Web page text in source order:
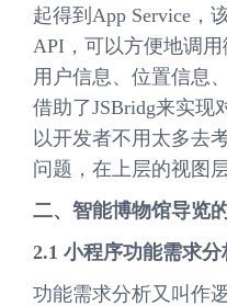
起得到App Service，
API，可以方便地调
用户信息、位置信息
借助了JSBridg来实现
以开发者不用太多去
问题，在上层的视图
二、智能博物馆导览
2.1 小程序功能需求分
功能需求分析又叫作